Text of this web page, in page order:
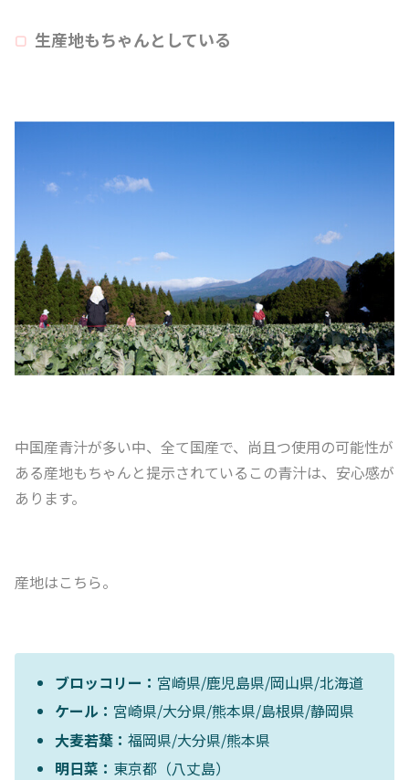
生産地もちゃんとしている
中国産青汁が多い中、全て国産で、尚且つ使用の可能性が
ある産地もちゃんと提示されているこの青汁は、安心感が
あります。
産地はこちら。
ブロッコリー： 宮崎県/鹿児島県/岡山県/北海道
ケール： 宮崎県/大分県/熊本県/島根県/静岡県
大麦若葉：福岡県/大分県/熊本県
明日菜： 東京都（八丈島）